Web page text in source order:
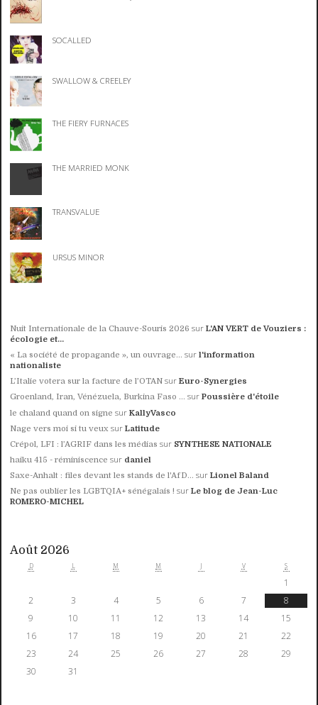
SOCALLED
SWALLOW & CREELEY
THE FIERY FURNACES
THE MARRIED MONK
TRANSVALUE
URSUS MINOR
Nuit Internationale de la Chauve-Souris 2026 surL'AN VERT de Vouziers :
écologie et...
« La société de propagande », un ouvrage... surl'information
nationaliste
L’Italie votera sur la facture de l’OTAN surEuro-Synergies
Groenland, Iran, Vénézuela, Burkina Faso ... surPoussière d'étoile
le chaland quand on signe surKallyVasco
Nage vers moi si tu veux surLatitude
Crépol, LFI : l’AGRIF dans les médias sur SYNTHESE NATIONALE
haiku 415 - réminiscence sur daniel
Saxe-Anhalt : files devant les stands de l'AfD... surLionel Baland
Ne pas oublier les LGBTQIA+ sénégalais ! surLe blog de Jean-Luc
ROMERO-MICHEL
Août 2026
D L M M J V S
1
2
3 4 5 6 7
8
9
10 11 12 13 14
15
16
17 18 19 20 21
22
23
24 25 26 27 28
29
30
31